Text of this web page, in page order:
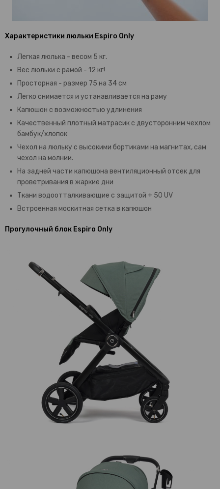
Характеристики люльки Espiro Only
Легкая люлька - весом 5 кг.
Вес люльки с рамой - 12 кг!
Просторная - размер 75 на 34 см
Легко снимается и устанавливается на раму
Капюшон с возможностью удлинения
Качественный плотный матрасик c двусторонним чехлом
бамбук/хлопок
Чехол на люльку с высокими бортиками на магнитах, сам
чехол на молнии.
На задней части капюшона вентиляционный отсек для
проветривания в жаркие дни
Ткани водоотталкивающие с защитой + 50 UV
Встроенная москитная сетка в капюшон
Прогулочный блок Espiro Only